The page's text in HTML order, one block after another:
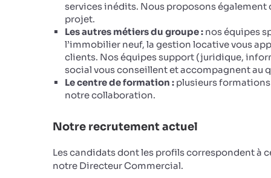
services inédits. Nous proposons également
projet.
Les autres métiers du groupe : nos équipes
l’immobilier neuf, la gestion locative vous
clients. Nos équipes support (juridique,
social vous conseillent et accompagnent au
Le centre de formation : plusieurs
notre collaboration.
Notre recrutement actuel
Les candidats dont les profils correspondent à
notre Directeur Commercial.